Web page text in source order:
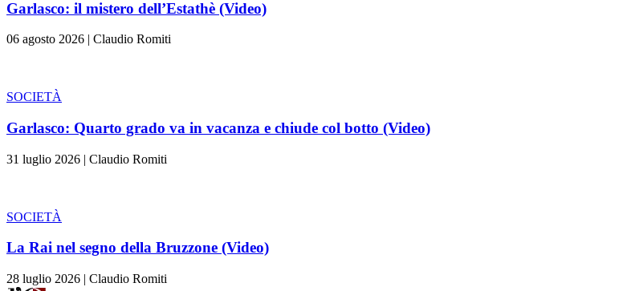
Garlasco: il mistero dell’Estathè (Video)
06 agosto 2026 | Claudio Romiti
SOCIETÀ
Garlasco: Quarto grado va in vacanza e chiude col botto (Video)
31 luglio 2026 | Claudio Romiti
SOCIETÀ
La Rai nel segno della Bruzzone (Video)
28 luglio 2026 | Claudio Romiti